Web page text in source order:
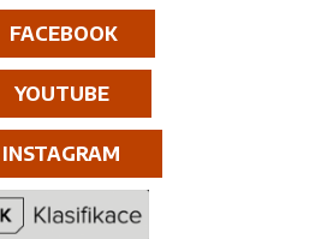
FACEBOOK
YOUTUBE
INSTAGRAM